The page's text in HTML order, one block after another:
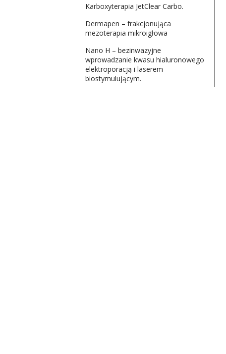
Karboxyterapia JetClear Carbo.
Dermapen – frakcjonująca
mezoterapia mikroigłowa
Nano H – bezinwazyjne
wprowadzanie kwasu hialuronowego
elektroporacją i laserem
biostymulującym.